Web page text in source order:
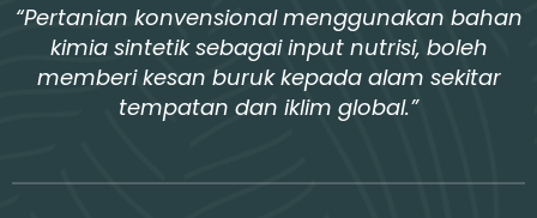
“Pertanian konvensional menggunakan bahan
kimia sintetik sebagai input nutrisi, boleh
memberi kesan buruk kepada alam sekitar
tempatan dan iklim global.”